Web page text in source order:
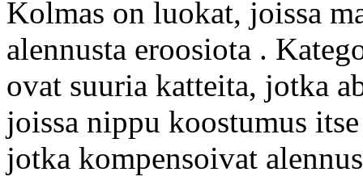
Kolmas on luokat, joissa
alennusta eroosiota .
ovat suuria katteita, jotka
joissa nippu koostumus
jotka kompensoivat